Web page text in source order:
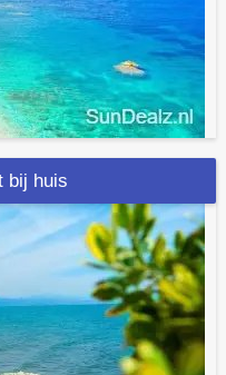
bij huis